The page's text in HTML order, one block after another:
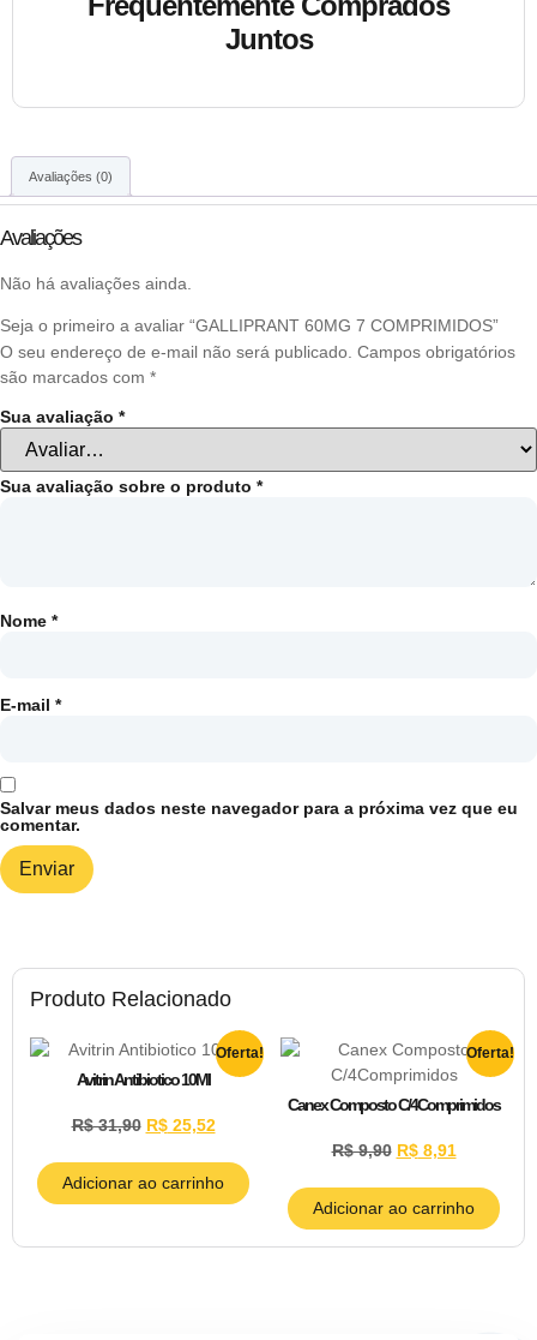
Juntos
Produto Relacionado
Oferta!
Avitrin Antibiotico 10Ml
R$31,90 R$25,52
Adicionar ao carrinho
Oferta!
Canex Composto C/4Comprimidos
R$9,90 R$8,91
Adicionar ao carrinho
Avaliações (0)
Avaliações
Não há avaliações ainda.
Seja o primeiro a avaliar “GALLIPRANT 60MG 7 COMPRIMIDOS”
O seu endereço de e-mail não será publicado. Campos obrigatórios
são marcados com *
Sua avaliação *
Sua avaliação sobre o produto *
Nome *
E-mail *
Salvar meus dados neste navegador para a próxima vez que eu
comentar.